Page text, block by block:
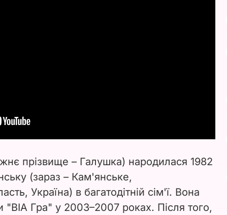
прізвище – Галушка) народилася 1982
(зараз – Кам'янське,
Україна) в багатодітній сім'ї. Вона
"ВІА Гра" у 2003–2007 роках. Після того,